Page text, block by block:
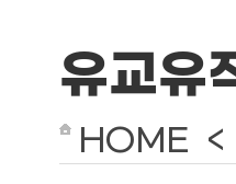
유교유
HOME <